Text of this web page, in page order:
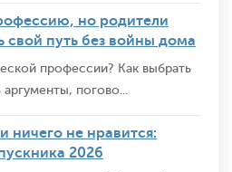
но родители
свой путь без войны дома
профессии? Как выбрать
погово...
ничего не нравится:
2026